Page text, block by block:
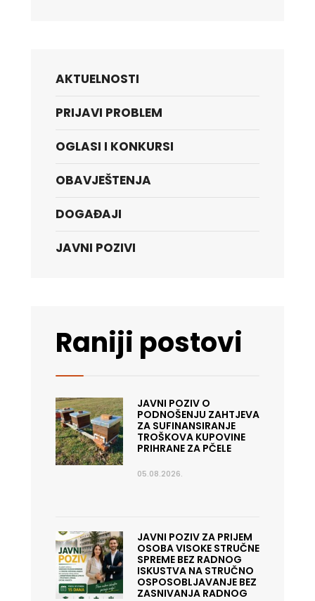
AKTUELNOSTI
PRIJAVI PROBLEM
OGLASI I KONKURSI
OBAVJEŠTENJA
DOGAĐAJI
JAVNI POZIVI
Raniji postovi
JAVNI POZIV O
PODNOŠENJU ZAHTJEVA
ZA SUFINANSIRANJE
TROŠKOVA KUPOVINE
PRIHRANE ZA PČELE
05.08.2026.
JAVNI POZIV ZA PRIJEM
OSOBA VISOKE STRUČNE
SPREME BEZ RADNOG
ISKUSTVA NA STRUČNO
OSPOSOBLJAVANJE BEZ
ZASNIVANJA RADNOG